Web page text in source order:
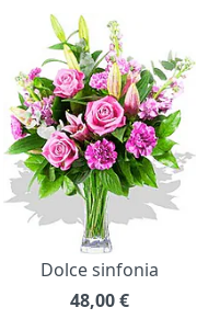
Dolce sinfonia
48,00€